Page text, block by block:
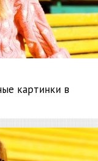
картинки в